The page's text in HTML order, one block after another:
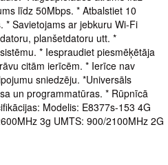
līdz 50Mbps. * Atbalstiet 10
* Savietojams ar jebkuru Wi-Fi
planšetdatoru utt. *
* Iespraudiet piesmēķētāja
citām ierīcēm. * Ierīce nav
sniedzēju. *Universāls
un programmatūras. * Rūpnīcā
Modelis: E8377s-153 4G
3g UMTS: 900/2100MHz 2G